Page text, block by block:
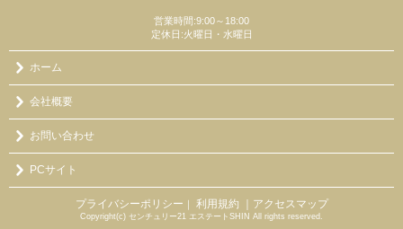
営業時間:9:00～18:00
定休日:火曜日・水曜日
ホーム
会社概要
お問い合わせ
PCサイト
プライバシーポリシー ｜ 利用規約 ｜アクセスマップ
Copyright(c) センチュリー21 エステートSHIN All rights reserved.